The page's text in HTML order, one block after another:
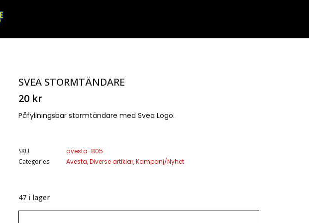
SVEA STORMTÄNDARE
20 kr
Påfyllningsbar stormtändare med Svea Logo.
SKU
avesta-805
Categories
Avesta,Diverse artiklar,Kampanj/Nyhet
47 i lager